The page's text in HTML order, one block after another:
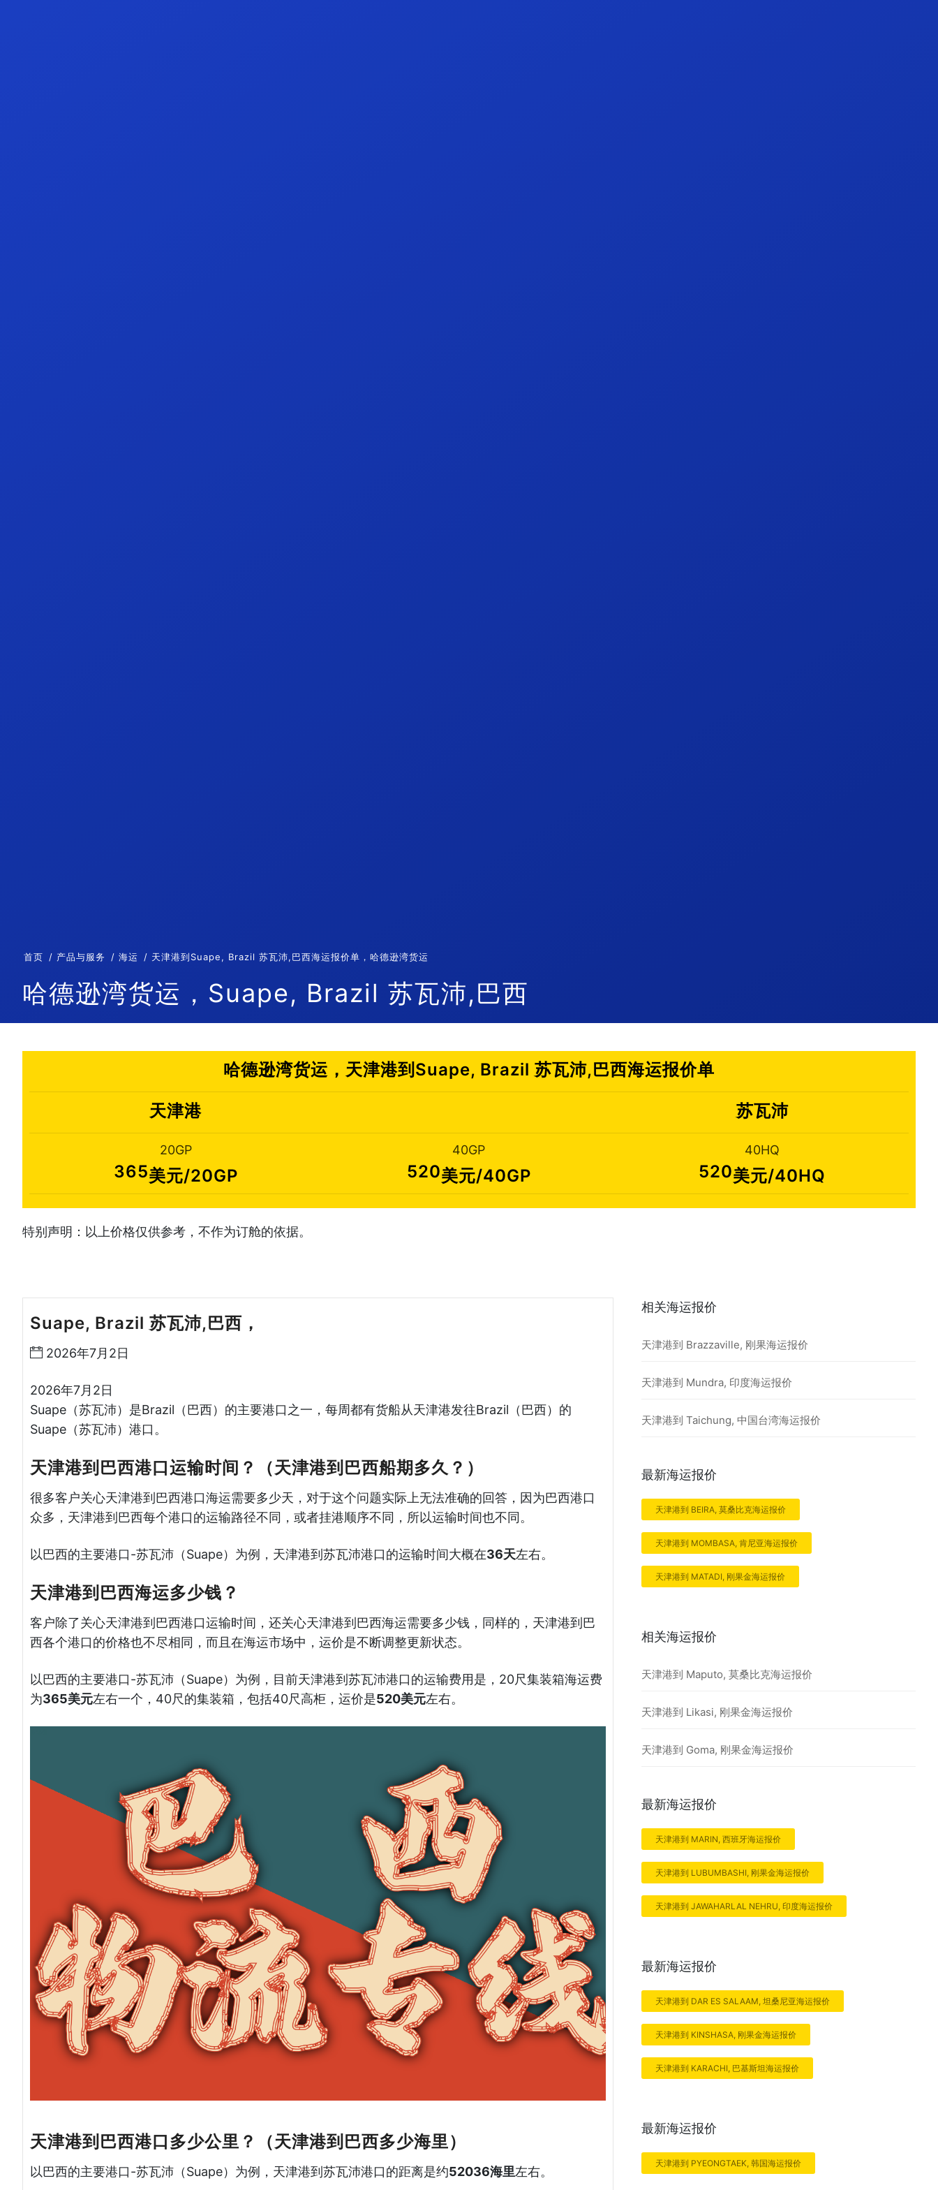
首页 产品与服务 海运 天津港到Suape, Brazil 苏瓦沛,巴西海运报价单，哈德逊湾货运
哈德逊湾货运，Suape, Brazil 苏瓦沛,巴西
哈德逊湾货运，天津港到Suape, Brazil 苏瓦沛,巴西海运报价单
天津港 苏瓦沛
20GP
365美元/20GP
40GP
520美元/40GP
40HQ
520美元/40HQ
特别声明：以上价格仅供参考，不作为订舱的依据。
Suape, Brazil 苏瓦沛,巴西，
2026年7月2日
2026年7月2日
Suape（苏瓦沛）是Brazil（巴西）的主要港口之一，每周都有货船从天津港发往Brazil（巴西）的
Suape（苏瓦沛）港口。
天津港到巴西港口运输时间？（天津港到巴西船期多久？）
很多客户关心天津港到巴西港口海运需要多少天，对于这个问题实际上无法准确的回答，因为巴西港口
众多，天津港到巴西每个港口的运输路径不同，或者挂港顺序不同，所以运输时间也不同。
以巴西的主要港口-苏瓦沛（Suape）为例，天津港到苏瓦沛港口的运输时间大概在36天左右。
天津港到巴西海运多少钱？
客户除了关心天津港到巴西港口运输时间，还关心天津港到巴西海运需要多少钱，同样的，天津港到巴
西各个港口的价格也不尽相同，而且在海运市场中，运价是不断调整更新状态。
以巴西的主要港口-苏瓦沛（Suape）为例，目前天津港到苏瓦沛港口的运输费用是，20尺集装箱海运费
为365美元左右一个，40尺的集装箱，包括40尺高柜，运价是520美元左右。
天津港到巴西港口多少公里？（天津港到巴西多少海里）
以巴西的主要港口-苏瓦沛（Suape）为例，天津港到苏瓦沛港口的距离是约52036海里左右。
相关海运报价
天津港到 Brazzaville, 刚果海运报价
天津港到 Mundra, 印度海运报价
天津港到 Taichung, 中国台湾海运报价
最新海运报价
天津港到 BEIRA, 莫桑比克海运报价
天津港到 MOMBASA, 肯尼亚海运报价
天津港到 MATADI, 刚果金海运报价
相关海运报价
天津港到 Maputo, 莫桑比克海运报价
天津港到 Likasi, 刚果金海运报价
天津港到 Goma, 刚果金海运报价
最新海运报价
天津港到 MARIN, 西班牙海运报价
天津港到 LUBUMBASHI, 刚果金海运报价
天津港到 JAWAHARLAL NEHRU, 印度海运报价
最新海运报价
天津港到 DAR ES SALAAM, 坦桑尼亚海运报价
天津港到 KINSHASA, 刚果金海运报价
天津港到 KARACHI, 巴基斯坦海运报价
最新海运报价
天津港到 PYEONGTAEK, 韩国海运报价